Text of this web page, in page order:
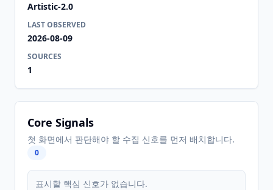
Artistic-2.0
LAST OBSERVED
2026-08-09
SOURCES
1
Core Signals
첫 화면에서 판단해야 할 수집 신호를 먼저 배치합니다.
0
표시할 핵심 신호가 없습니다.